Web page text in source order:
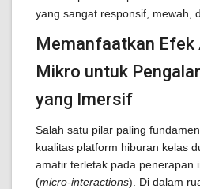
yang sangat responsif, mewah,
Memanfaatkan Efek
Mikro untuk
yang Imersif
Salah satu pilar paling
kualitas platform hiburan kelas
amatir terletak pada penerapan
(micro-interactions). Di dalam